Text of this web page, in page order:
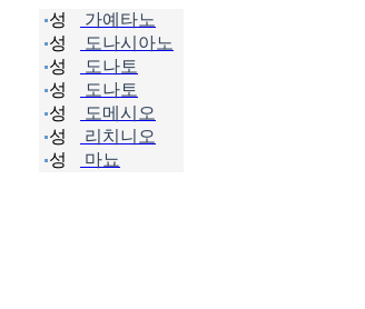
성
가예타노
성
도나시아노
성
도나토
성
도나토
성
도메시오
성
리치니오
성
마뇨